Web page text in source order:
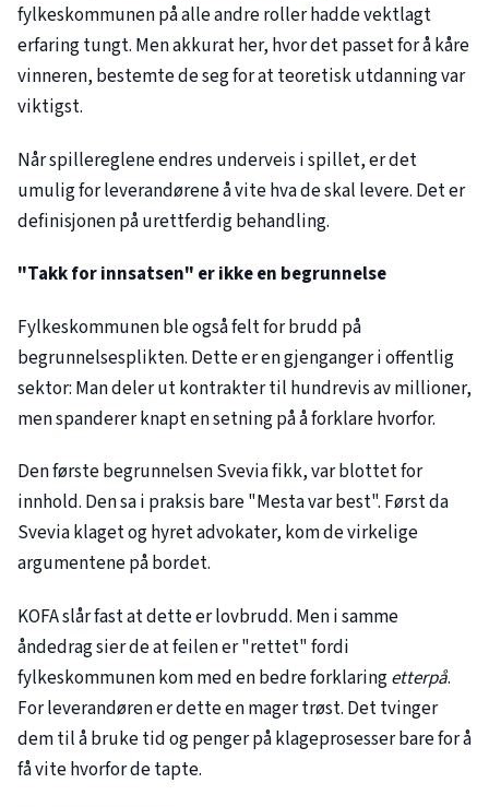
fylkeskommunen på alle andre roller hadde vektlagt
erfaring tungt. Men akkurat her, hvor det passet for å kåre
vinneren, bestemte de seg for at teoretisk utdanning var
viktigst.
Når spillereglene endres underveis i spillet, er det
umulig for leverandørene å vite hva de skal levere. Det er
definisjonen på urettferdig behandling.
"Takk for innsatsen" er ikke en begrunnelse
Fylkeskommunen ble også felt for brudd på
begrunnelsesplikten. Dette er en gjenganger i offentlig
sektor: Man deler ut kontrakter til hundrevis av millioner,
men spanderer knapt en setning på å forklare hvorfor.
Den første begrunnelsen Svevia fikk, var blottet for
innhold. Den sa i praksis bare "Mesta var best". Først da
Svevia klaget og hyret advokater, kom de virkelige
argumentene på bordet.
KOFA slår fast at dette er lovbrudd. Men i samme
åndedrag sier de at feilen er "rettet" fordi
fylkeskommunen kom med en bedre forklaringetterpå.
For leverandøren er dette en mager trøst. Det tvinger
dem til å bruke tid og penger på klageprosesser bare for å
få vite hvorfor de tapte.